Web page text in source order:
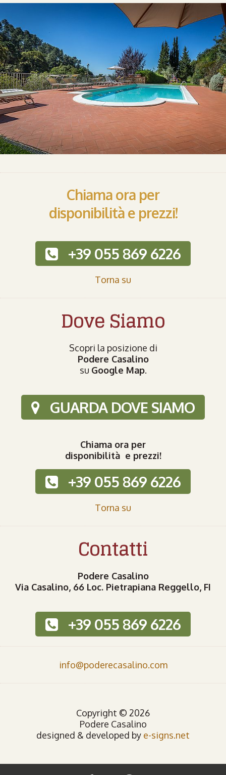
Chiama ora per
disponibilità e prezzi!
+39 055 869 6226
Torna su
Dove Siamo
Scopri la posizione di
Podere Casalino
su Google Map.
GUARDA DOVE SIAMO
Chiama ora per
disponibilità e prezzi!
+39 055 869 6226
Torna su
Contatti
Podere Casalino
Via Casalino, 66 Loc. Pietrapiana Reggello, FI
+39 055 869 6226
info@poderecasalino.com
Copyright © 2026
Podere Casalino
designed & developed by e-signs.net